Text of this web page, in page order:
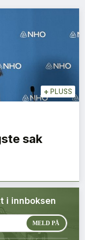
+ PLUSS
sak
i innboksen